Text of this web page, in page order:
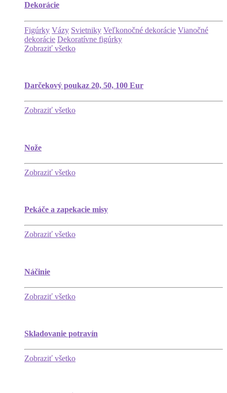
Dekorácie
Figúrky Vázy Svietniky Veľkonočné dekorácie Vianočné
dekorácie Dekoratívne figúrky
Zobraziť všetko
Darčekový poukaz 20, 50, 100 Eur
Zobraziť všetko
Nože
Zobraziť všetko
Pekáče a zapekacie misy
Zobraziť všetko
Náčinie
Zobraziť všetko
Skladovanie potravín
Zobraziť všetko